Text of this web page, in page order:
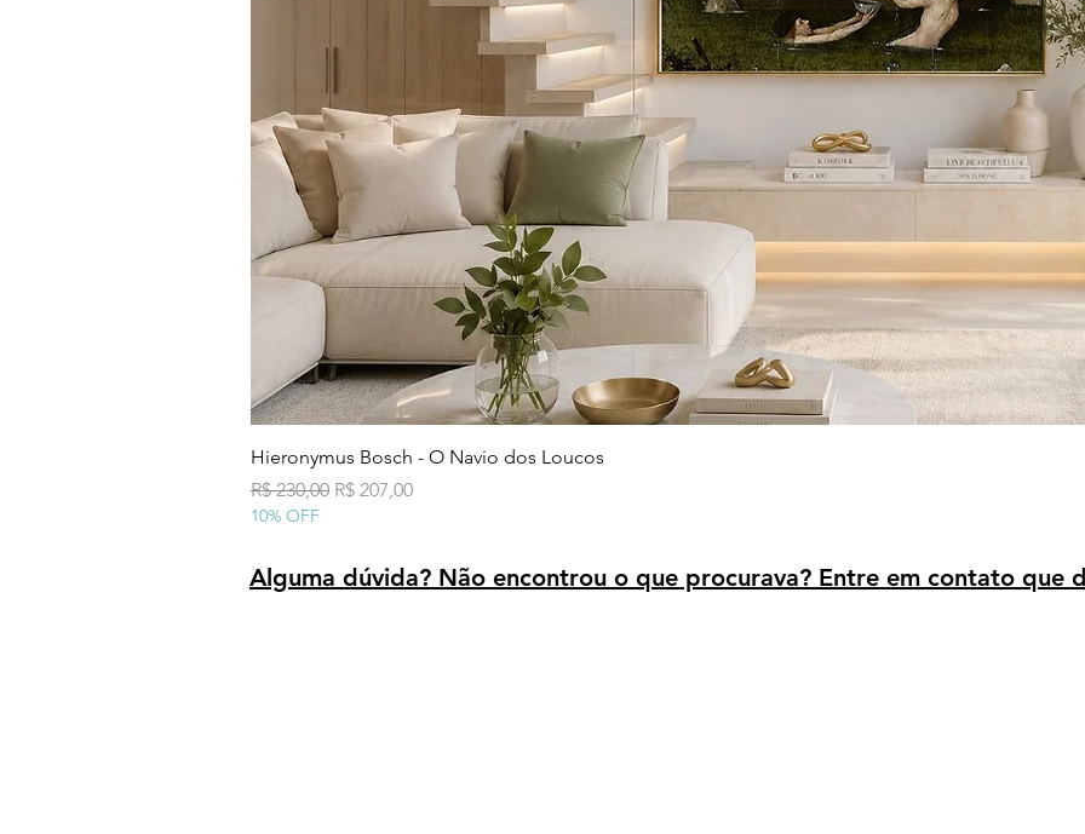
Hieronymus Bosch - O Navio dos Loucos
Preço normal
R$ 230,00 Preço promocional
R$ 207,00
10% OFF
Alguma dúvida? Não encontrou o que procurava? Entre em contato que